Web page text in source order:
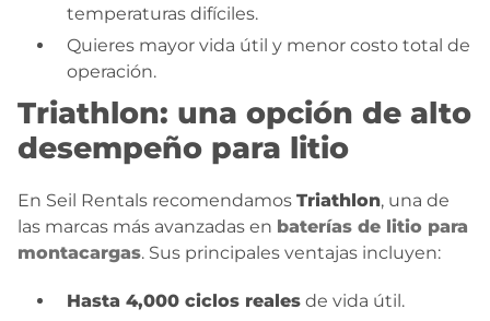
temperaturas difíciles.
Quieres mayor vida útil y menor costo total de
operación.
Triathlon: una opción de alto
desempeño para litio
En Seil Rentals recomendamos Triathlon, una de
las marcas más avanzadas en baterías de litio para
montacargas. Sus principales ventajas incluyen:
Hasta 4,000 ciclos reales de vida útil.